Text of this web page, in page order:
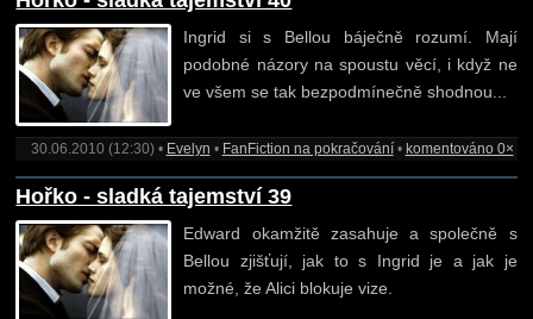
Ingrid si s Bellou báječně rozumí. Mají
podobné názory na spoustu věcí, i když ne
ve všem se tak bezpodmínečně shodnou...
30.06.2010 (12:30) • Evelyn • FanFiction na pokračování• komentováno 0×
Hořko - sladká tajemství 39
Edward okamžitě zasahuje a společně s
Bellou zjišťují, jak to s Ingrid je a jak je
možné, že Alici blokuje vize.